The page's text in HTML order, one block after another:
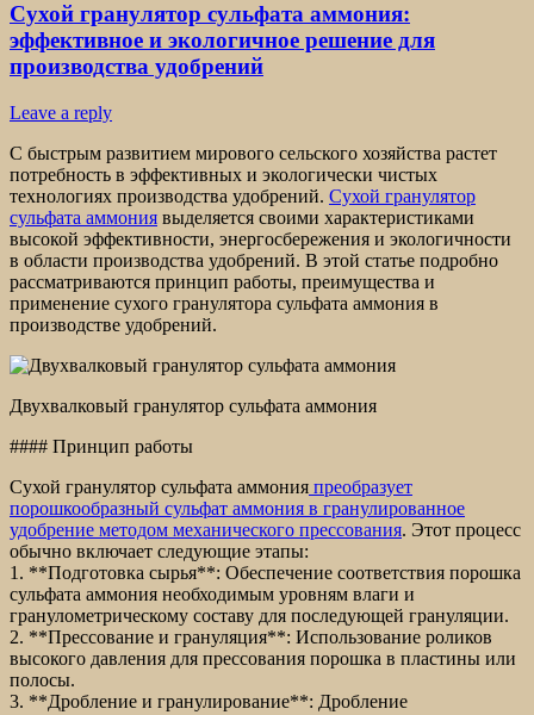
Сухой гранулятор сульфата аммония:
эффективное и экологичное решение для
производства удобрений
Leave a reply
С быстрым развитием мирового сельского хозяйства растет
потребность в эффективных и экологически чистых
технологиях производства удобрений. Сухой гранулятор
сульфата аммония выделяется своими характеристиками
высокой эффективности, энергосбережения и экологичности
в области производства удобрений. В этой статье подробно
рассматриваются принцип работы, преимущества и
применение сухого гранулятора сульфата аммония в
производстве удобрений.
Двухвалковый гранулятор сульфата аммония
#### Принцип работы
Сухой гранулятор сульфата аммония преобразует
порошкообразный сульфат аммония в гранулированное
удобрение методом механического прессования. Этот процесс
обычно включает следующие этапы:
1. **Подготовка сырья**: Обеспечение соответствия порошка
сульфата аммония необходимым уровням влаги и
гранулометрическому составу для последующей грануляции.
2. **Прессование и грануляция**: Использование роликов
высокого давления для прессования порошка в пластины или
полосы.
3. **Дробление и гранулирование**: Дробление